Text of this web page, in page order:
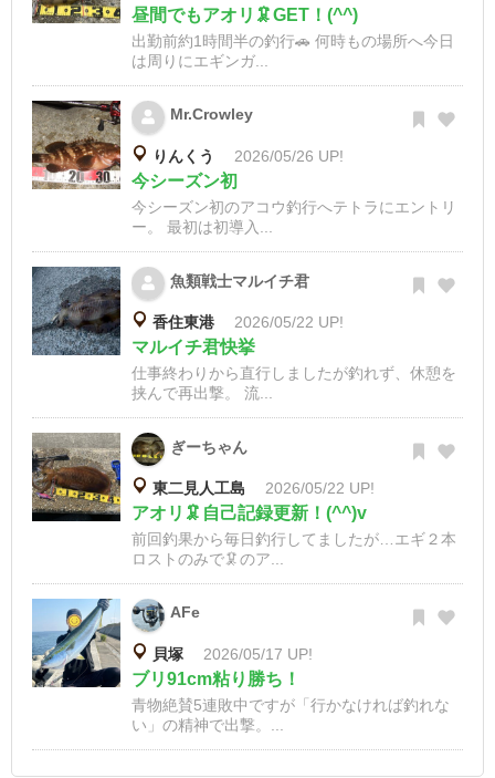
昼間でもアオリ🦑GET！(^^)
出勤前約1時間半の釣行🚗 何時もの場所へ今日
は周りにエギンガ...
Mr.Crowley
りんくう 2026/05/26 UP!
今シーズン初
今シーズン初のアコウ釣行へテトラにエントリ
ー。 最初は初導入...
魚類戦士マルイチ君
香住東港 2026/05/22 UP!
マルイチ君快挙
仕事終わりから直行しましたが釣れず、休憩を
挟んで再出撃。 流...
ぎーちゃん
東二見人工島 2026/05/22 UP!
アオリ🦑自己記録更新！(^^)v
前回釣果から毎日釣行してましたが…エギ２本
ロストのみで🦑のア...
AFe
貝塚 2026/05/17 UP!
ブリ91cm粘り勝ち！
青物絶賛5連敗中ですが「行かなければ釣れな
い」の精神で出撃。...